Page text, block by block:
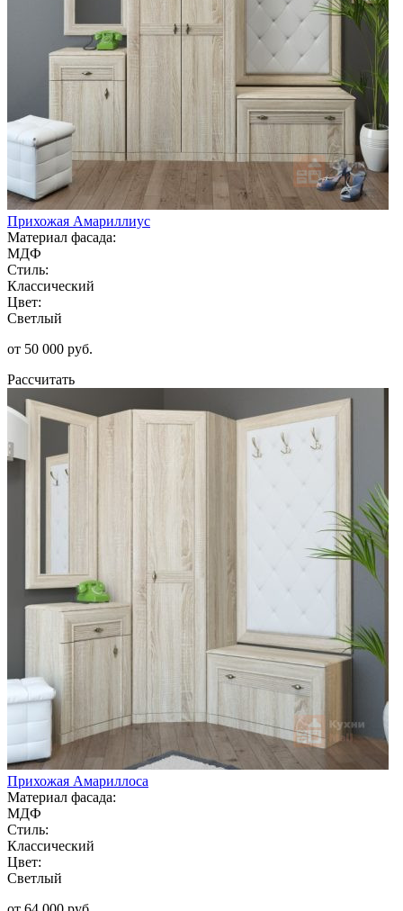
Прихожая Амариллиус
Материал фасада:
МДФ
Стиль:
Классический
Цвет:
Светлый
от 50 000 руб.
Рассчитать
Прихожая Амариллоса
Материал фасада:
МДФ
Стиль:
Классический
Цвет:
Светлый